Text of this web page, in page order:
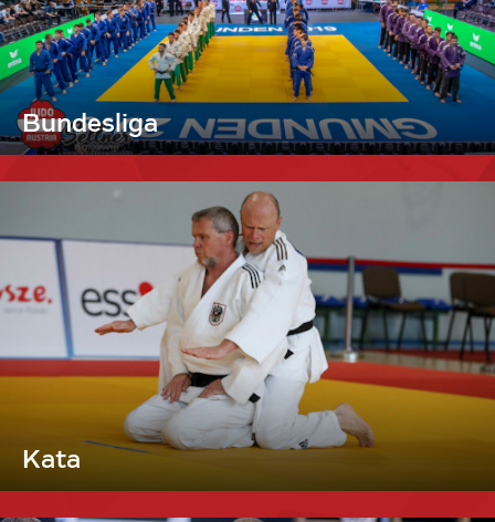
Bundesliga
Kata